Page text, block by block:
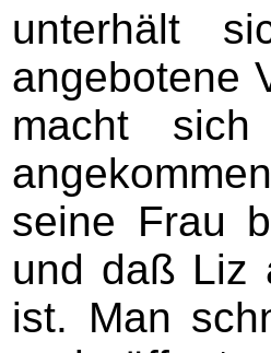
unterhält
angebotene
macht
seine Frau
und daß Liz
ist. Man